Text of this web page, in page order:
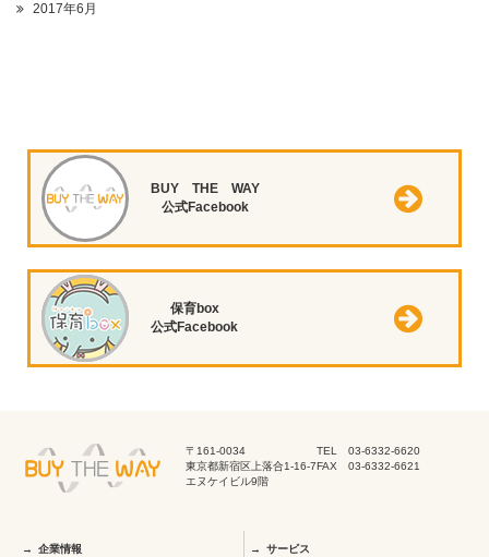
2017年6月
BUY THE WAY
公式Facebook
保育box
公式Facebook
〒161-0034
東京都新宿区上落合1-16-7
エヌケイビル9階
TEL 03-6332-6620
FAX 03-6332-6621
企業情報 サービス